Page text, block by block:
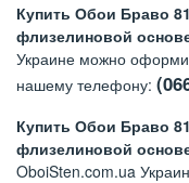
Купить Обои Браво
флизелиновой
Украине можно
нашему телефону:
Купить Обои Браво
флизелиновой
OboiSten.com.ua